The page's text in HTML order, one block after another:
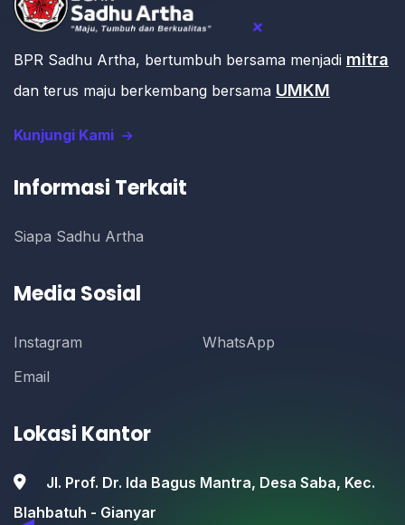
BPR Sadhu Artha, bertumbuh bersama menjadi mitra
dan terus maju berkembang bersama UMKM
Kunjungi Kami
Informasi Terkait
Siapa Sadhu Artha
Media Sosial
Instagram
WhatsApp
Email
Lokasi Kantor
Jl. Prof. Dr. Ida Bagus Mantra, Desa Saba, Kec.
Blahbatuh - Gianyar